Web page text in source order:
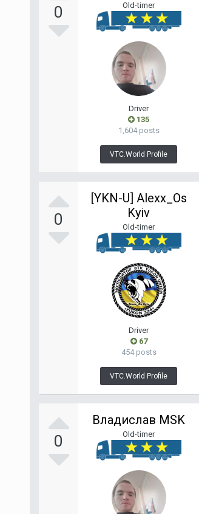
0 Old-timer
Driver
135
1,604 posts
VTC.World Profile
0
[YKN-U] Alexx_Os
Kyiv
Old-timer
Driver
67
454 posts
VTC.World Profile
0
Владислав MSK
Old-timer